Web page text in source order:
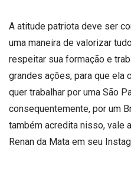
A atitude patriota deve ser
uma maneira de valorizar
respeitar sua formação e
grandes ações, para que ela
quer trabalhar por uma São
consequentemente, por um
também acredita nisso, vale
Renan da Mata em seu